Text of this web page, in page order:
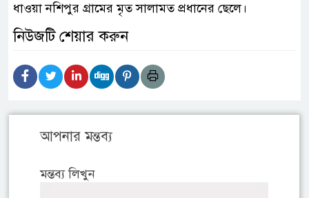
ধাওয়া নশিপুর গ্রামের মৃত সালামত প্রধানের ছেলে।
নিউজটি শেয়ার করুন
আপনার মন্তব্য
মন্তব্য লিখুন